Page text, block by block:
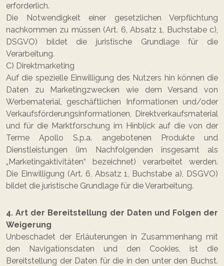
erforderlich.
Die Notwendigkeit einer gesetzlichen Verpflichtung
nachkommen zu müssen (Art. 6, Absatz 1, Buchstabe c),
DSGVO) bildet die juristische Grundlage für die
Verarbeitung.
C) Direktmarketing
Auf die spezielle Einwilligung des Nutzers hin können die
Daten zu Marketingzwecken wie dem Versand von
Werbematerial, geschäftlichen Informationen und/oder
Verkaufsförderungsinformationen, Direktverkaufsmaterial
und für die Marktforschung im Hinblick auf die von der
Terme Apollo S.p.a. angebotenen Produkte und
Dienstleistungen (im Nachfolgenden insgesamt als
„Marketingaktivitäten“ bezeichnet) verarbeitet werden.
Die Einwilligung (Art. 6, Absatz 1, Buchstabe a), DSGVO)
bildet die juristische Grundlage für die Verarbeitung.
4. Art der Bereitstellung der Daten und Folgen der
Weigerung
Unbeschadet der Erläuterungen in Zusammenhang mit
den Navigationsdaten und den Cookies, ist die
Bereitstellung der Daten für die in den unter den Buchst.